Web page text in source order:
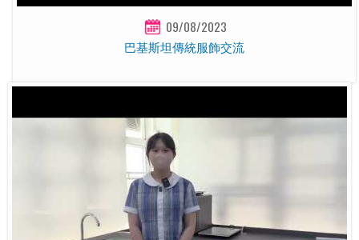
09/08/2023
巴基斯坦傳統服飾交流